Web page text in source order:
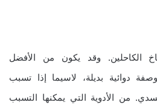
الكاحلين. وقد يكون من الأفضل
دوائية بديلة، لاسيما إذا تسبب
من الأدوية التي يمكنها التسبب